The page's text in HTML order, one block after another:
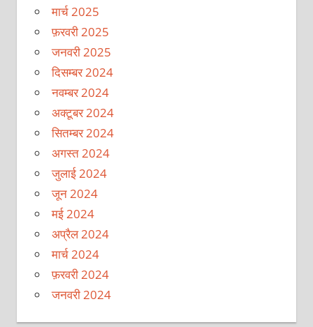
मार्च 2025
फ़रवरी 2025
जनवरी 2025
दिसम्बर 2024
नवम्बर 2024
अक्टूबर 2024
सितम्बर 2024
अगस्त 2024
जुलाई 2024
जून 2024
मई 2024
अप्रैल 2024
मार्च 2024
फ़रवरी 2024
जनवरी 2024